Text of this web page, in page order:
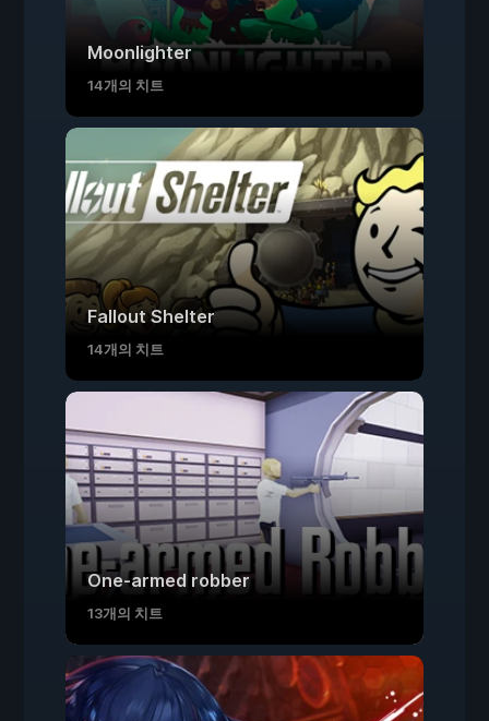
Moonlighter
14개의 치트
Fallout Shelter
14개의 치트
One-armed robber
13개의 치트